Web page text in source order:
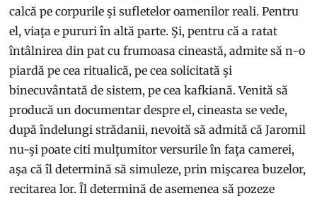
calcă pe corpurile şi sufletelor oamenilor reali. Pentru
el, viaţa e pururi în altă parte. Şi, pentru că a ratat
întâlnirea din pat cu frumoasa cineastă, admite să n-o
piardă pe cea ritualică, pe cea solicitată şi
binecuvântată de sistem, pe cea kafkiană. Venită să
producă un documentar despre el, cineasta se vede,
după îndelungi strădanii, nevoită să admită că Jaromil
nu-şi poate citi mulţumitor versurile în faţa camerei,
aşa că îl determină să simuleze, prin mişcarea buzelor,
recitarea lor. Îl determină de asemenea să pozeze